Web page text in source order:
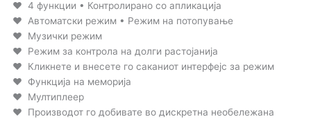
4 функции • Контролирано со апликација
Автоматски режим • Режим на потопување
Музички режим
Режим за контрола на долги растојанија
Кликнете и внесете го саканиот интерфејс за режим
Функција на меморија
Мултиплеер
Производот го добивате во дискретна необележана